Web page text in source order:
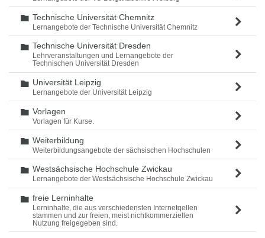
Ordner
Technische Universität Chemnitz
Lernangebote der Technische Universität Chemnitz
Ordner
Technische Universität Dresden
Lehrveranstaltungen und Lernangebote der
Technischen Universität Dresden
Ordner
Universität Leipzig
Lernangebote der Universität Leipzig
Ordner
Vorlagen
Vorlagen für Kurse.
Ordner
Weiterbildung
Weiterbildungsangebote der sächsischen Hochschulen
Ordner
Westsächsische Hochschule Zwickau
Lernangebote der Westsächsische Hochschule Zwickau
Ordner
freie Lerninhalte
Lerninhalte, die aus verschiedensten Internetqellen
stammen und zur freien, meist nichtkommerziellen
Nutzung freigegeben sind.